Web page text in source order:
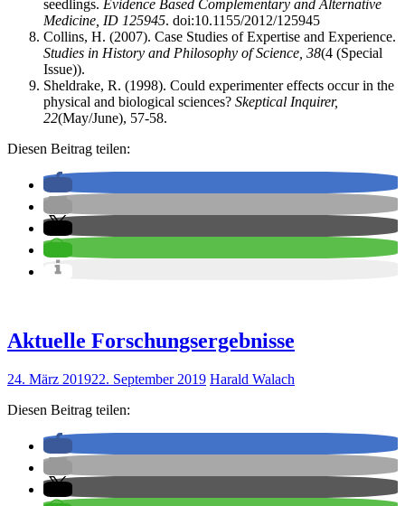
seedlings. Evidence Based Complementary and Alternative
Medicine, ID 125945. doi:10.1155/2012/125945
Collins, H. (2007). Case Studies of Expertise and Experience.
Studies in History and Philosophy of Science, 38(4 (Special
Issue)).
Sheldrake, R. (1998). Could experimenter effects occur in the
physical and biological sciences? Skeptical Inquirer,
22(May/June), 57-58.
Diesen Beitrag teilen:
Aktuelle Forschungsergebnisse
24. März 201922. September 2019 Harald Walach
Diesen Beitrag teilen: